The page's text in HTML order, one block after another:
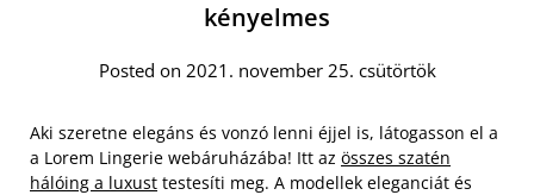
kényelmes
Posted on 2021. november 25. csütörtök
Aki szeretne elegáns és vonzó lenni éjjel is, látogasson el a
a Lorem Lingerie webáruházába! Itt az összes szatén
hálóing a luxust testesíti meg. A modellek eleganciát és